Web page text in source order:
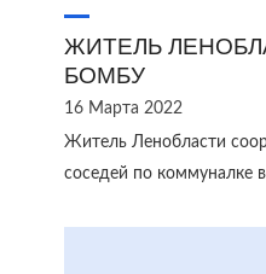
ЖИТЕЛЬ
БОМБУ
16 Марта 2022
Житель Ленобласти
соседей по коммуналке